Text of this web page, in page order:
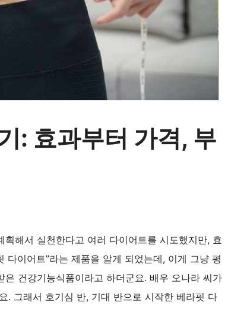
: 효과부터 가격, 부
해서 실천한다고 여러 다이어트를 시도했지만, 효
다이어트”라는 제품을 알게 되었는데, 이게 그냥 평
건강기능식품이라고 하더군요. 배우 오나라 씨가
. 그래서 호기심 반, 기대 반으로 시작한 베라핏 다